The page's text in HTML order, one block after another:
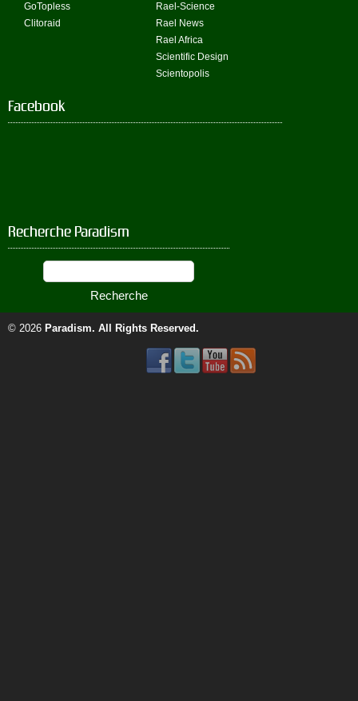
GoTopless
Clitoraid
Rael-Science
Rael News
Rael Africa
Scientific Design
Scientopolis
Facebook
Recherche Paradism
© 2026 Paradism. All Rights Reserved.